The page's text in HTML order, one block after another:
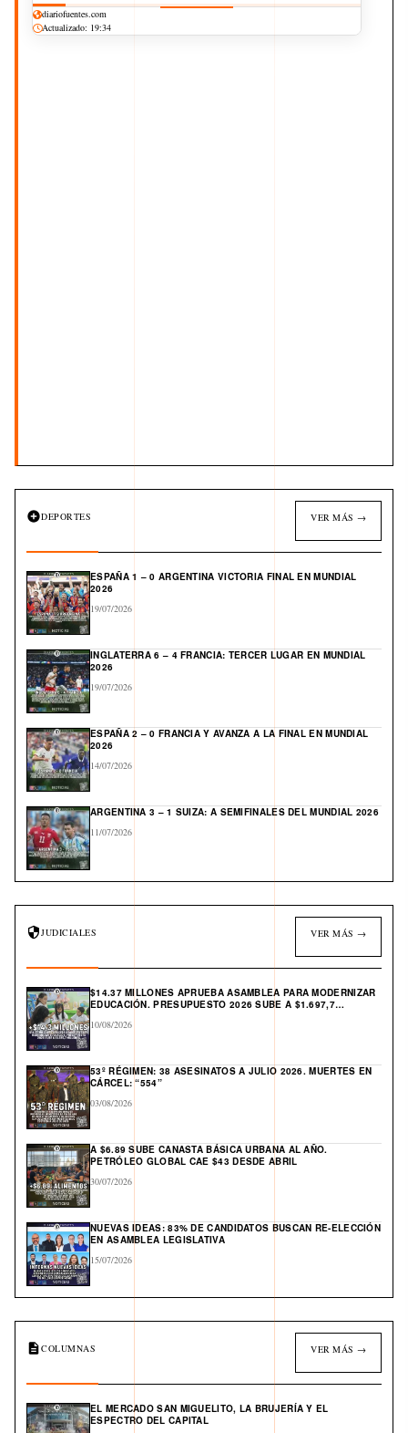
diariofuentes.com
Actualizado: 19:34
DEPORTES VER MÁS →
ESPAÑA 1 – 0 ARGENTINA VICTORIA FINAL EN MUNDIAL
2026
19/07/2026
INGLATERRA 6 – 4 FRANCIA: TERCER LUGAR EN MUNDIAL
2026
19/07/2026
ESPAÑA 2 – 0 FRANCIA Y AVANZA A LA FINAL EN MUNDIAL
2026
14/07/2026
ARGENTINA 3 – 1 SUIZA: A SEMIFINALES DEL MUNDIAL 2026
11/07/2026
JUDICIALES VER MÁS →
$14.37 MILLONES APRUEBA ASAMBLEA PARA MODERNIZAR
EDUCACIÓN. PRESUPUESTO 2026 SUBE A $1.697,7
10/08/2026
53º RÉGIMEN: 38 ASESINATOS A JULIO 2026. MUERTES EN
CÁRCEL: “554”
03/08/2026
A $6.89 SUBE CANASTA BÁSICA URBANA AL AÑO.
PETRÓLEO GLOBAL CAE $43 DESDE ABRIL
30/07/2026
NUEVAS IDEAS: 83% DE CANDIDATOS BUSCAN RE-ELECCIÓN
EN ASAMBLEA LEGISLATIVA
15/07/2026
COLUMNAS VER MÁS →
EL MERCADO SAN MIGUELITO, LA BRUJERÍA Y EL
ESPECTRO DEL CAPITAL